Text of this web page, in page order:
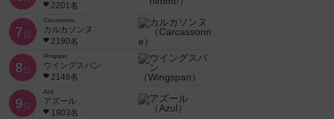
2201名
7位
Carcassonne
カルカソンヌ
2190名
8位
Wingspan
ウイングスパン
2149名
9位
Azul
アズール
1903名